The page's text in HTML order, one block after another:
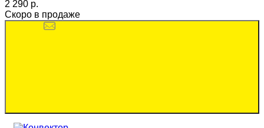
2 290 p.
Скоро в продаже